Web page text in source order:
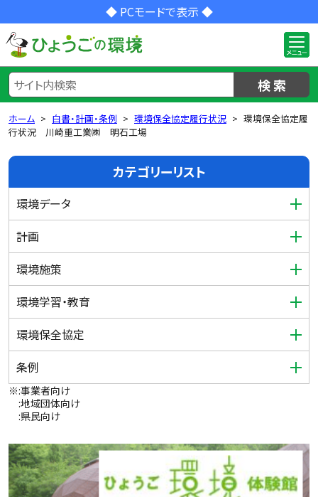
◆ PCモードで表示 ◆
検 索
ホーム 白書・計画・条例 環境保全協定履行状況
環境保全協定履
行状況 川崎重工業㈱ 明石工場
カテゴリーリスト
環境データ
計画
環境施策
環境学習・教育
環境保全協定
条例
※:事業者向け
:地域団体向け
:県民向け